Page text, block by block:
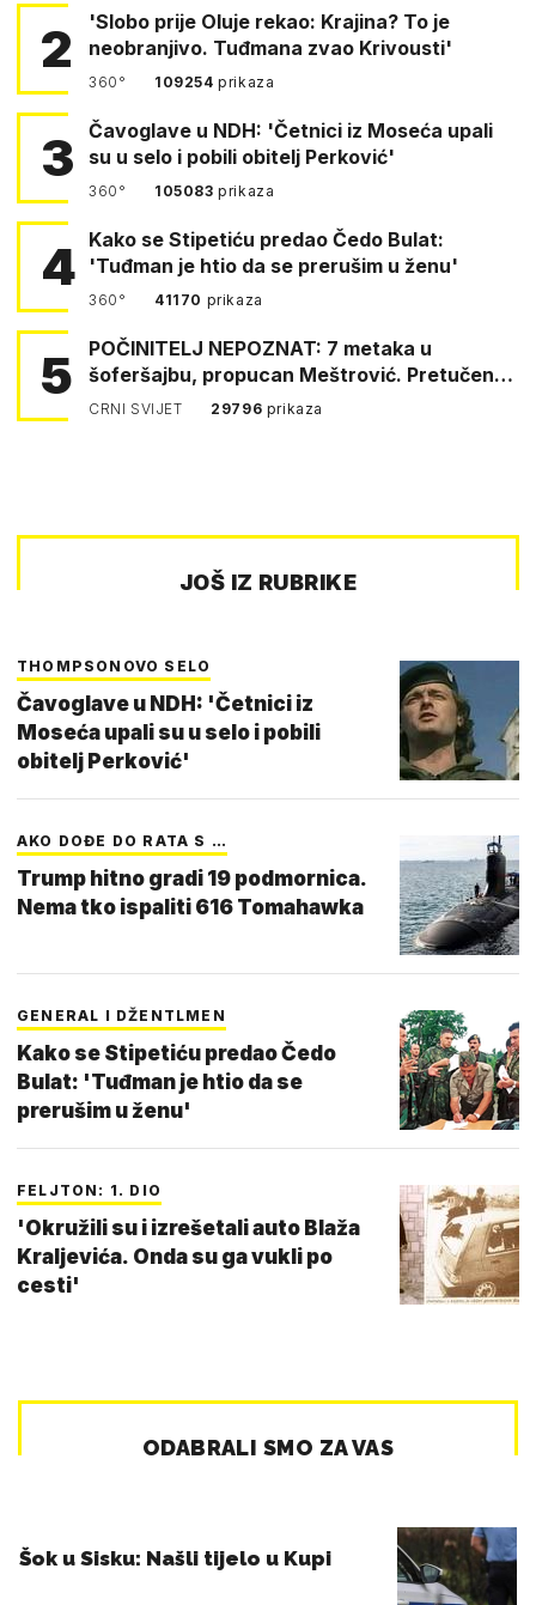
2
'Slobo prije Oluje rekao: Krajina? To je
neobranjivo. Tuđmana zvao Krivousti'
360° 109254prikaza
3
Čavoglave u NDH: 'Četnici iz Moseća upali
su u selo i pobili obitelj Perković'
360° 105083prikaza
4 Kako se Stipetiću predao Čedo Bulat:
'Tuđman je htio da se prerušim u ženu'
360° 41170 prikaza
5
POČINITELJ NEPOZNAT: 7 metaka u
šoferšajbu, propucan Meštrović. Pretučen
Pejin
CRNI SVIJET 29796 prikaza
JOŠ IZ RUBRIKE
THOMPSONOVO SELO
Čavoglave u NDH: 'Četnici iz
Moseća upali su u selo i pobili
obitelj Perković'
AKO DOĐE DO RATA S …
Trump hitno gradi 19 podmornica.
Nema tko ispaliti 616 Tomahawka
GENERAL I DŽENTLMEN
Kako se Stipetiću predao Čedo
Bulat: 'Tuđman je htio da se
prerušim u ženu'
FELJTON: 1. DIO
'Okružili su i izrešetali auto Blaža
Kraljevića. Onda su ga vukli po
cesti'